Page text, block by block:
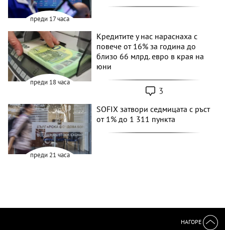
преди 17 часа
преди 18 часа
Кредитите у нас нараснаха с
повече от 16% за година до
близо 66 млрд. евро в края на
юни
3
преди 21 часа
SOFIX затвори седмицата с ръст
от 1% до 1 311 пункта
НАГОРЕ